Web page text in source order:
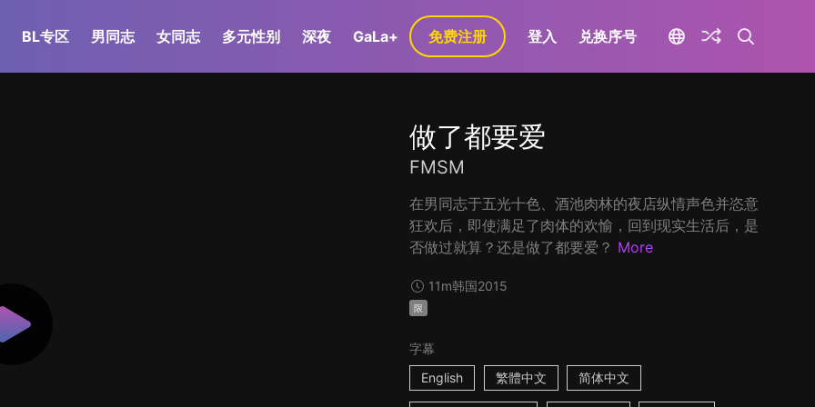
BL专区 男同志 女同志 多元性别 深夜 GaLa+ 免费注册 登入 兑换序号
做了都要爱
FMSM
在男同志于五光十色、酒池肉林的夜店纵情声色并恣意
狂欢后，即使满足了肉体的欢愉，回到现实生活后，是
否做过就算？还是做了都要爱？ More
11m韩国2015
限
字幕
English
繁體中文 简体中文